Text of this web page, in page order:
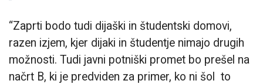
“Zaprti bodo tudi dijaški in študentski domovi,
razen izjem, kjer dijaki in študentje nimajo drugih
možnosti. Tudi javni potniški promet bo prešel na
načrt B, ki je predviden za primer, ko ni šol to